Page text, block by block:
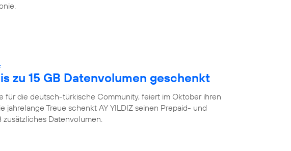
zu 15 GB Datenvolumen geschenkt
für die deutsch-türkische Community, feiert im Oktober ihren
jahrelange Treue schenkt AY YILDIZ seinen Prepaid- und
zusätzliches Datenvolumen.